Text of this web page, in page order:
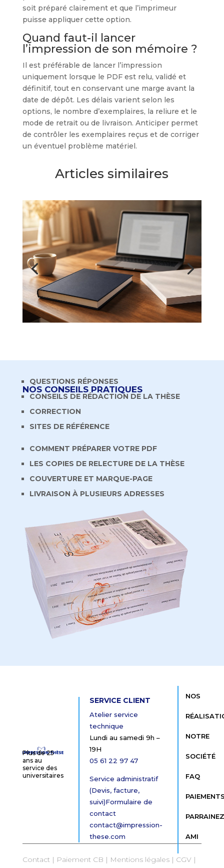
soit préparé clairement et que l’imprimeur
puisse appliquer cette option.
Quand faut-il lancer
l’impression de son mémoire ?
Il est préférable de lancer l’impression
uniquement lorsque le PDF est relu, validé et
définitif, tout en conservant une marge avant la
date de dépôt. Les délais varient selon les
options, le nombre d’exemplaires, la reliure et le
mode de retrait ou de livraison. Anticiper permet
de contrôler les exemplaires reçus et de corriger
un éventuel problème matériel.
Articles similaires
NOS CONSEILS PRATIQUES
QUESTIONS RÉPONSES
CONSEILS DE RÉDACTION DE LA THÈSE
CORRECTION
SITES DE RÉFÉRENCE
COMMENT PRÉPARER VOTRE PDF
LES COPIES DE RELECTURE DE LA THÈSE
COUVERTURE ET MARQUE-PAGE
LIVRAISON À PLUSIEURS ADRESSES
Plus de 25
ans au
service des
universitaires
SERVICE CLIENT
Atelier service
technique
Lundi au samedi 9h –
19H
05 61 22 97 47
Service administratif
(Devis, facture,
suivi)Formulaire de
contact
contact@impression-
these.com
NOS
NOTRE
SOCIÉTÉ
FAQ
AMI
Contact | Paiement CB | Mentions légales| CGV|